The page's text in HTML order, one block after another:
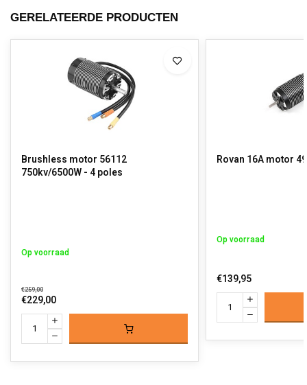
GERELATEERDE PRODUCTEN
Brushless motor 56112
750kv/6500W - 4 poles
Op voorraad
€259,00
€229,00
Rovan 16A
Op voorraad
€139,95